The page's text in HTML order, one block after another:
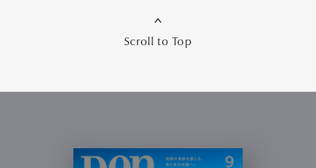
Scroll to Top